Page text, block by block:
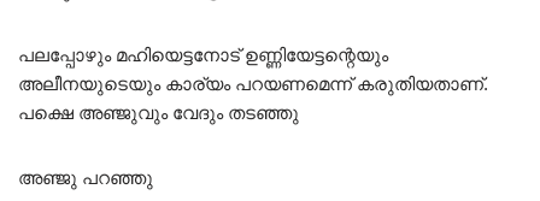
പലപ്പോഴും മഹിയെട്ടനോട് ഉണ്ണിയേട്ടന്റെയും
അലീനയുടെയും കാര്യം പറയണമെന്ന് കരുതിയതാണ്.
പക്ഷെ അഞ്ജുവും വേദും തടഞ്ഞു
അഞ്ജു പറഞ്ഞു